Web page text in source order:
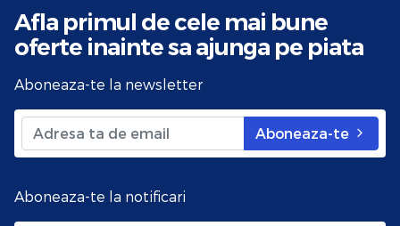
Afla primul de cele mai bune
oferte inainte sa ajunga pe piata
Aboneaza-te la newsletter
Aboneaza-te
Aboneaza-te la notificari